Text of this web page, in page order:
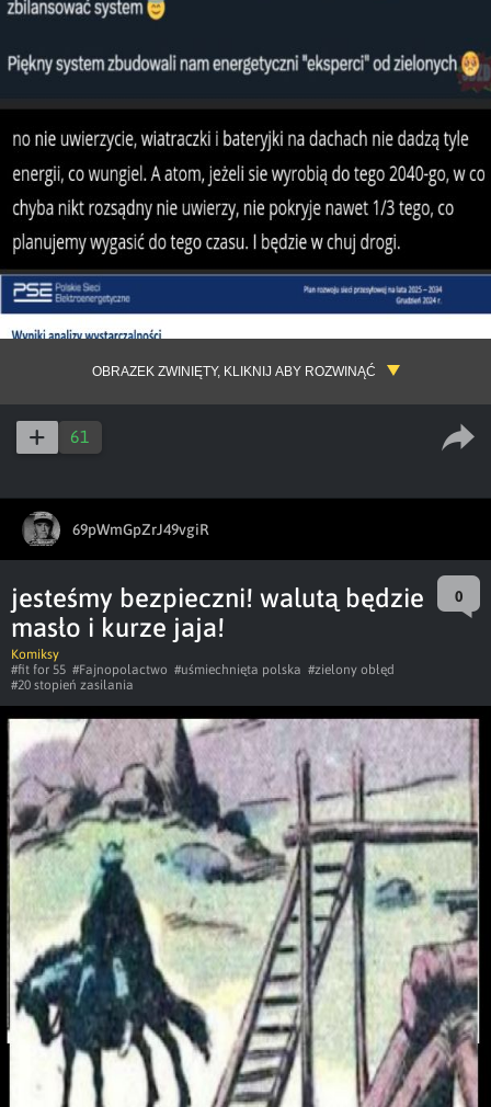
OBRAZEK ZWINIĘTY, KLIKNIJ ABY ROZWINĄĆ
61
69pWmGpZrJ49vgiR
jesteśmy bezpieczni! walutą będzie
masło i kurze jaja!
0
Komiksy
#fit for 55 #Fajnopolactwo #uśmiechnięta polska #zielony obłęd
#20 stopień zasilania